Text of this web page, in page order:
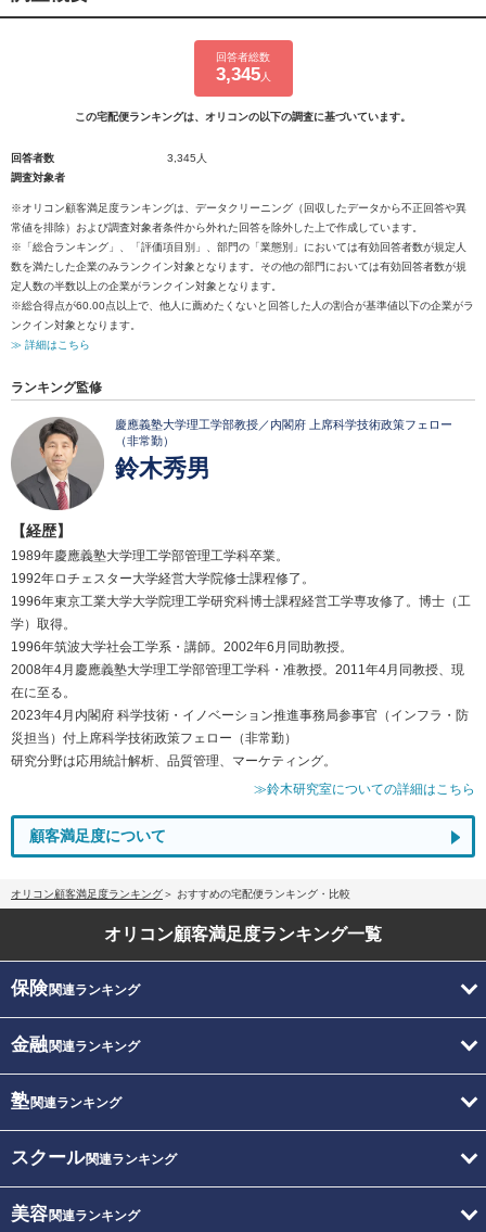
回答者総数
3,345人
この宅配便ランキングは、オリコンの以下の調査に基づいています。
回答者数
3,345人
調査対象者
※オリコン顧客満足度ランキングは、データクリーニング（回収したデータから不正回答や異
常値を排除）および調査対象者条件から外れた回答を除外した上で作成しています。
※「総合ランキング」、「評価項目別」、部門の「業態別」においては有効回答者数が規定人
数を満たした企業のみランクイン対象となります。その他の部門においては有効回答者数が規
定人数の半数以上の企業がランクイン対象となります。
※総合得点が60.00点以上で、他人に薦めたくないと回答した人の割合が基準値以下の企業がラ
ンクイン対象となります。
≫ 詳細はこちら
ランキング監修
慶應義塾大学理工学部教授／内閣府 上席科学技術政策フェロー
（非常勤）
鈴木秀男
【経歴】
1989年慶應義塾大学理工学部管理工学科卒業。
1992年ロチェスター大学経営大学院修士課程修了。
1996年東京工業大学大学院理工学研究科博士課程経営工学専攻修了。博士（工
学）取得。
1996年筑波大学社会工学系・講師。2002年6月同助教授。
2008年4月慶應義塾大学理工学部管理工学科・准教授。2011年4月同教授、現
在に至る。
2023年4月内閣府 科学技術・イノベーション推進事務局参事官（インフラ・防
災担当）付上席科学技術政策フェロー（非常勤）
研究分野は応用統計解析、品質管理、マーケティング。
≫鈴木研究室についての詳細はこちら
顧客満足度について
オリコン顧客満足度ランキング おすすめの宅配便ランキング・比較
オリコン顧客満足度ランキング一覧
保険関連ランキング
金融関連ランキング
塾関連ランキング
スクール関連ランキング
美容関連ランキング